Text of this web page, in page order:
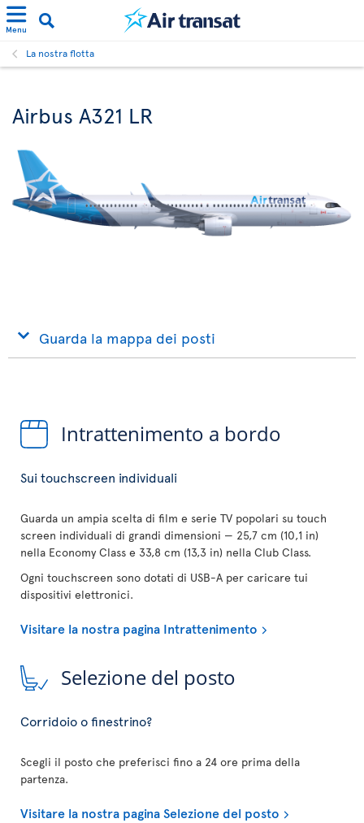
Menu
La nostra flotta
Airbus A321 LR
Guarda la mappa dei posti
Intrattenimento a bordo
Sui touchscreen individuali
Guarda un ampia scelta di film e serie TV popolari su touch
screen individuali di grandi dimensioni — 25,7 cm (10,1 in)
nella Economy Class e 33,8 cm (13,3 in) nella Club Class.
Ogni touchscreen sono dotati di USB-A per caricare tui
dispositivi elettronici.
Visitare la nostra pagina Intrattenimento
Selezione del posto
Corridoio o finestrino?
Scegli il posto che preferisci fino a 24 ore prima della
partenza.
Visitare la nostra pagina Selezione del posto